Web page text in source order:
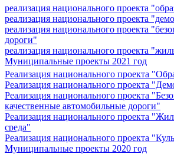
реализация национального проекта
реализация национального проекта
реализация национального проекта
дороги"
реализация национального проекта
Муниципальные проекты 2021 год
Реализация национального проекта
Реализация национального проекта
Реализация национального проекта
качественные автомобильные дороги"
Реализация национального проекта
среда"
Реализация национального проекта
Муниципальные проекты 2020 год